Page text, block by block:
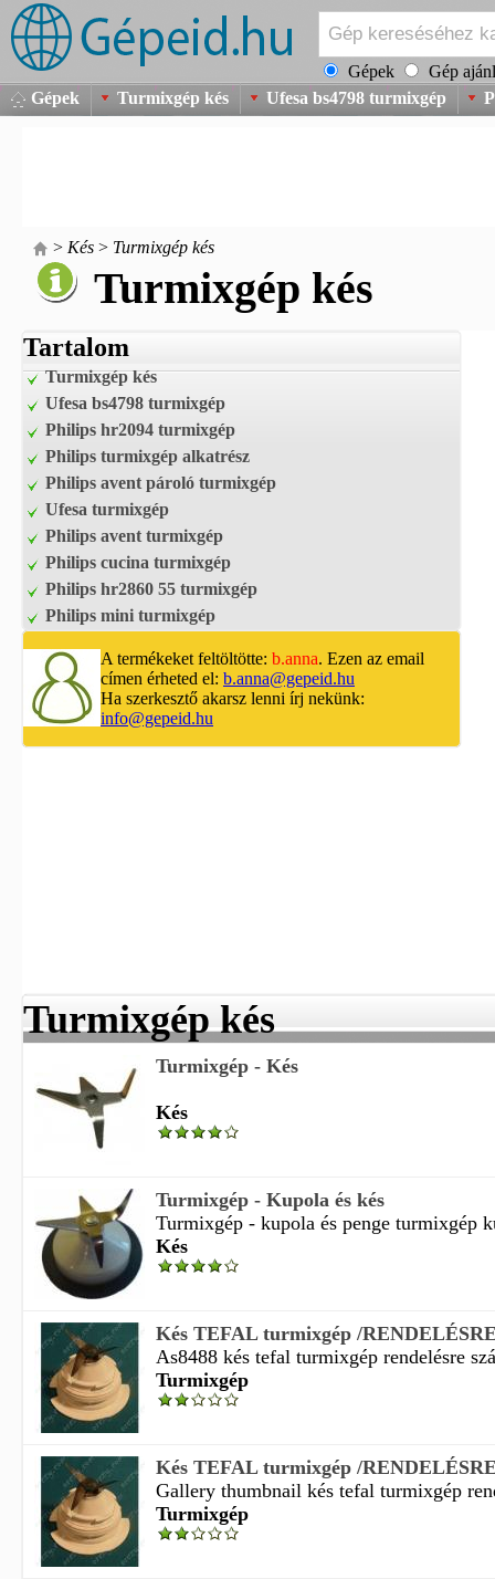
Gépek
Gép
Gépek
Turmixgép kés Ufesa bs4798 turmixgép
> Kés > Turmixgép kés
Turmixgép kés
Tartalom
Turmixgép kés
Ufesa bs4798 turmixgép
Philips hr2094 turmixgép
Philips turmixgép alkatrész
Philips avent pároló turmixgép
Ufesa turmixgép
Philips avent turmixgép
Philips cucina turmixgép
Philips hr2860 55 turmixgép
Philips mini turmixgép
A termékeket feltöltötte: b.anna. Ezen az email
címen érheted el: b.anna@gepeid.hu
Ha szerkesztő akarsz lenni írj nekünk:
info@gepeid.hu
Turmixgép kés
Turmixgép - Kés
Kés
Turmixgép - Kupola és kés
Turmixgép - kupola és penge turmixgép
Kés
Kés TEFAL turmixgép /
As8488 kés tefal turmixgép rendelésre
Turmixgép
Kés TEFAL turmixgép /
Gallery thumbnail kés tefal turmixgép
Turmixgép